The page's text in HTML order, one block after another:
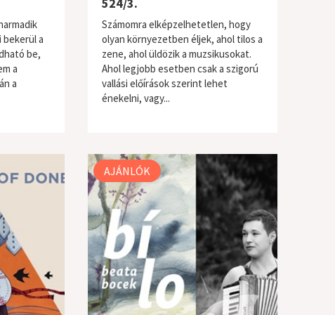
a
be,
a
a
Számomra elképzelhetetlen, hogy
olyan környezetben éljek, ahol tilos a
zene, ahol üldözik a muzsikusokat.
Ahol legjobb esetben csak a szigorú
vallási előírások szerint lehet
énekelni, vagy...
világzene / folk
AJÁNLÓK